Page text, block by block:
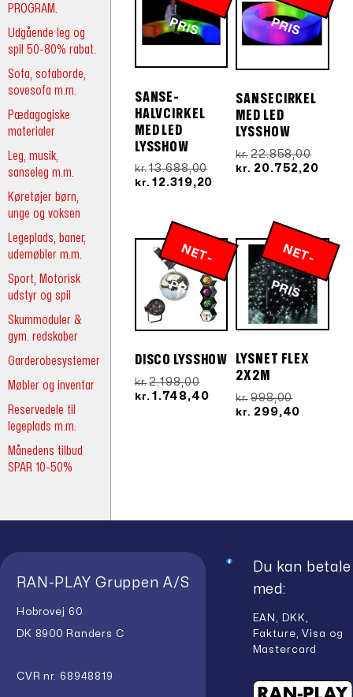
PROGRAM.
Udgående leg og
spil 50-80% rabat.
Sofa, sofaborde,
sovesofa m.m.
Pædagogiske
materialer
Leg, musik,
sanseleg m.m.
Køretøjer børn,
unge og voksen
Legeplads, baner,
udemøbler m.m.
Sport, Motorisk
udstyr og spil
Skummoduler &
gym. redskaber
Garderobesystemer
Møbler og inventar
Reservedele til
legeplads m.m.
Månedens tilbud
SPAR 10-50%
P
IS
SANSE-
HALVCIRKEL
MED LED
LYSSHOW
kr. 13.688,00Den
oprindelige
kr.13.688,00.
kr. 12.319,20
kr.12.319,20.
P
IS
SANSECIRKEL
MED LED
LYSSHOW
kr. 22.858,00Den
kr. 20.752,20Den
N
E
T
-
P
R
IS
DISCO LYSSHOW
kr. 2.198,00Den
oprindelige
kr. 1.748,40Den
aktuelle
N
E
T
-
P
R
IS
LYSNET FLEX
2X2M
kr. 998,00Den
kr. 299,40
RAN-PLAY Gruppen A/S
Hobrovej 60
DK 8900 Randers C
CVR nr. 68948819
Du kan betale
med:
EAN, DKK,
Fakture, Visa og
Mastercard